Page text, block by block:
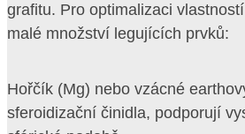
grafitu. Pro optimalizaci
malé množství legujících prvků:
Hořčík (Mg) nebo vzácné
sferoidizační činidla, podporují